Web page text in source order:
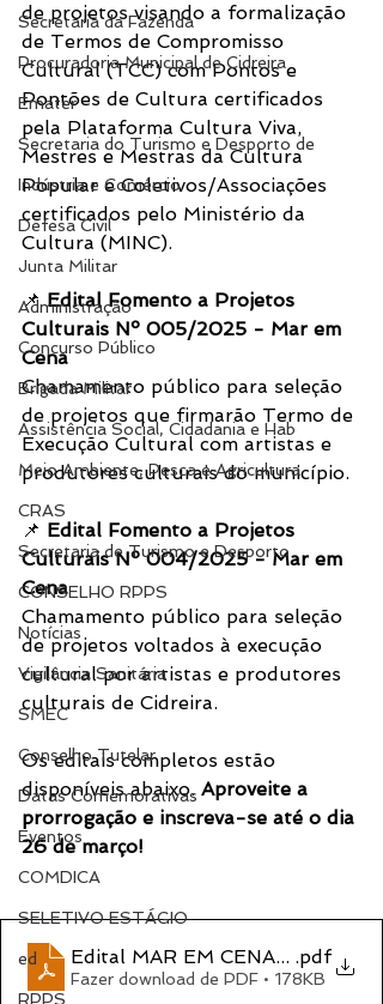
Secretaria da Fazenda
Procuradoria Municipal de Cidreira
Emater
Secretaria do Turismo e Desporto de
Indústria e Comércio
Defesa Civil
Junta Militar
Administração
Concurso Público
Brigada Militar
Assistência Social, Cidadania e Hab
Meio Ambiente, Pesca e Agricultura
CRAS
Secretaria de Turismo e Desporto
CONSELHO RPPS
Notícias
Vigilância Sanitária
SMEC
Conselho Tutelar
Datas Comemorativas
Eventos
COMDICA
SELETIVO ESTÁGIO
ed
RPPS
de projetos visando a formalização
de Termos de Compromisso
Cultural (TCC) com Pontos e
Pontões de Cultura certificados
pela Plataforma Cultura Viva,
Mestres e Mestras da Cultura
Popular e Coletivos/Associações
certificados pelo Ministério da
Cultura (MINC).
📌 Edital Fomento a Projetos
Culturais Nº 005/2025 - Mar em
Cena
Chamamento público para seleção
de projetos que firmarão Termo de
Execução Cultural com artistas e
produtores culturais do município.
📌 Edital Fomento a Projetos
Culturais Nº 004/2025 - Mar em
Cena
Chamamento público para seleção
de projetos voltados à execução
cultural por artistas e produtores
culturais de Cidreira.
Os editais completos estão
disponíveis abaixo. Aproveite a
prorrogação e inscreva-se até o dia
26 de março!
Edital MAR EM CENA .pdf
Fazer download de PDF • 178KB